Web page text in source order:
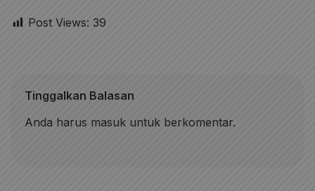
Post Views: 39
Tinggalkan Balasan
Anda harus masuk untuk berkomentar.